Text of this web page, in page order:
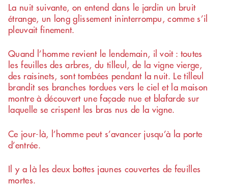
La nuit suivante, on entend dans le jardin un bruit
étrange, un long glissement ininterrompu, comme s’il
pleuvait finement.
Quand l’homme revient le lendemain, il voit : toutes
les feuilles des arbres, du tilleul, de la vigne vierge,
des raisinets, sont tombées pendant la nuit. Le tilleul
brandit ses branches tordues vers le ciel et la maison
montre à découvert une façade nue et blafarde sur
laquelle se crispent les bras nus de la vigne.
Ce jour-là, l’homme peut s’avancer jusqu’à la porte
d’entrée.
Il y a là les deux bottes jaunes couvertes de feuilles
mortes.